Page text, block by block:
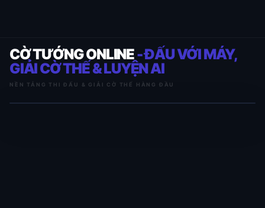
CỜ TƯỚNG ONLINE- ĐẤU VỚI MÁY,
GIẢI CỜ THẾ & LUYỆN AI
NỀN TẢNG THI ĐẤU & GIẢI CỜ THẾ HÀNG ĐẦU